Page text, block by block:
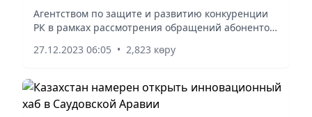
Beeline – АЗРК
Агентством по защите и развитию конкуренции
РК в рамках рассмотрения обращений абонентов
году проанализированы условия тарифных
27.12.2023 06:05 • 2,823 көру